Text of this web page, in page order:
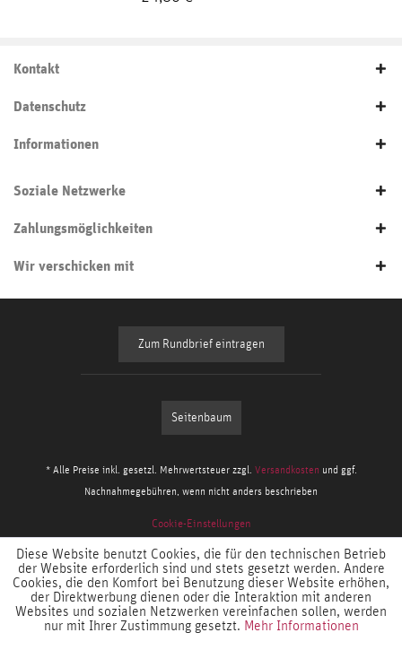
Kontakt
Datenschutz
Informationen
Soziale Netzwerke
Zahlungsmöglichkeiten
Wir verschicken mit
Zum Rundbrief eintragen
Seitenbaum
* Alle Preise inkl. gesetzl. Mehrwertsteuer zzgl. Versandkosten und ggf.
Nachnahmegebühren, wenn nicht anders beschrieben
Cookie-Einstellungen
Diese Website benutzt Cookies, die für den technischen Betrieb
der Website erforderlich sind und stets gesetzt werden. Andere
Cookies, die den Komfort bei Benutzung dieser Website erhöhen,
der Direktwerbung dienen oder die Interaktion mit anderen
Websites und sozialen Netzwerken vereinfachen sollen, werden
nur mit Ihrer Zustimmung gesetzt. Mehr Informationen